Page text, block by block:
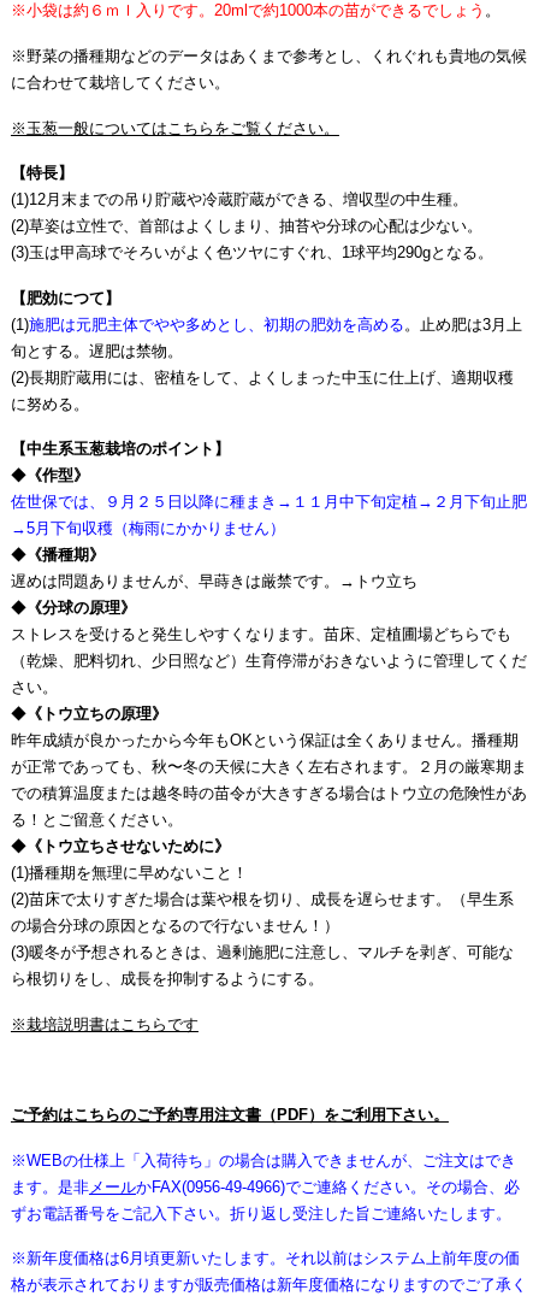
※小袋は約６ｍｌ入りです。20mlで約1000本の苗ができるでしょう 。
※野菜の播種期などのデータはあくまで参考とし、くれぐれも貴地の気候
に合わせて栽培してください。
※玉葱一般についてはこちらをご覧ください。
【特長】
(1)12月末までの吊り貯蔵や冷蔵貯蔵ができる、増収型の中生種。
(2)草姿は立性で、首部はよくしまり、抽苔や分球の心配は少ない。
(3)玉は甲高球でそろいがよく色ツヤにすぐれ、1球平均290gとなる。
【肥効につて】
(1)施肥は元肥主体でやや多めとし、初期の肥効を高める 。止め肥は3月上
旬とする。遅肥は禁物。
(2)長期貯蔵用には、密植をして、よくしまった中玉に仕上げ、適期収穫
に努める。
【中生系玉葱栽培のポイント】
◆《作型》
佐世保では、９月２５日以降に種まき→１１月中下旬定植→２月下旬止肥
→5月下旬収穫（梅雨にかかりません）
◆《播種期》
遅めは問題ありませんが、早蒔きは厳禁です。→トウ立ち
◆《分球の原理》
ストレスを受けると発生しやすくなります。苗床、定植圃場どちらでも
（乾燥、肥料切れ、少日照など）生育停滞がおきないように管理してくだ
さい。
◆《トウ立ちの原理》
昨年成績が良かったから今年もOKという保証は全くありません。播種期
が正常であっても、秋〜冬の天候に大きく左右されます。２月の厳寒期ま
での積算温度または越冬時の苗令が大きすぎる場合はトウ立の危険性があ
る！とご留意ください。
◆《トウ立ちさせないために》
(1)播種期を無理に早めないこと！
(2)苗床で太りすぎた場合は葉や根を切り、成長を遅らせます。（早生系
の場合分球の原因となるので行ないません！）
(3)暖冬が予想されるときは、過剰施肥に注意し、マルチを剥ぎ、可能な
ら根切りをし、成長を抑制するようにする。
※栽培説明書はこちらです
ご予約はこちらのご予約専用注文書（PDF）をご利用下さい。
※WEBの仕様上「入荷待ち」の場合は購入できませんが、ご注文はでき
ます。是非メールかFAX(0956-49-4966)でご連絡ください。その場合、必
ずお電話番号をご記入下さい。折り返し受注した旨ご連絡いたします。
※新年度価格は6月頃更新いたします。それ以前はシステム上前年度の価
格が表示されておりますが販売価格は新年度価格になりますのでご了承く